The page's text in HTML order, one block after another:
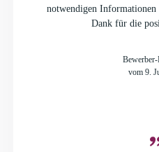
notwendigen
Dank für die
Bewerber-
vom 9.